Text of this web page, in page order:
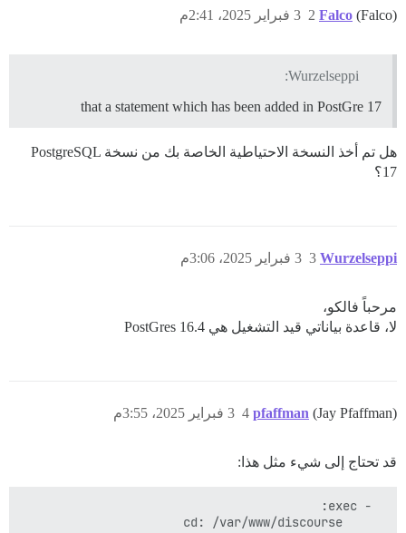
Falco (Falco) 3 فبراير 2025، 2:41م 2
Wurzelseppi:
that a statement which has been added in PostGre 17
هل تم أخذ النسخة الاحتياطية الخاصة بك من نسخة PostgreSQL
17؟
Wurzelseppi 3 فبراير 2025، 3:06م 3
مرحباً فالكو،
لا، قاعدة بياناتي قيد التشغيل هي PostGres 16.4
pfaffman (Jay Pfaffman) 3 فبراير 2025، 3:55م 4
قد تحتاج إلى شيء مثل هذا: